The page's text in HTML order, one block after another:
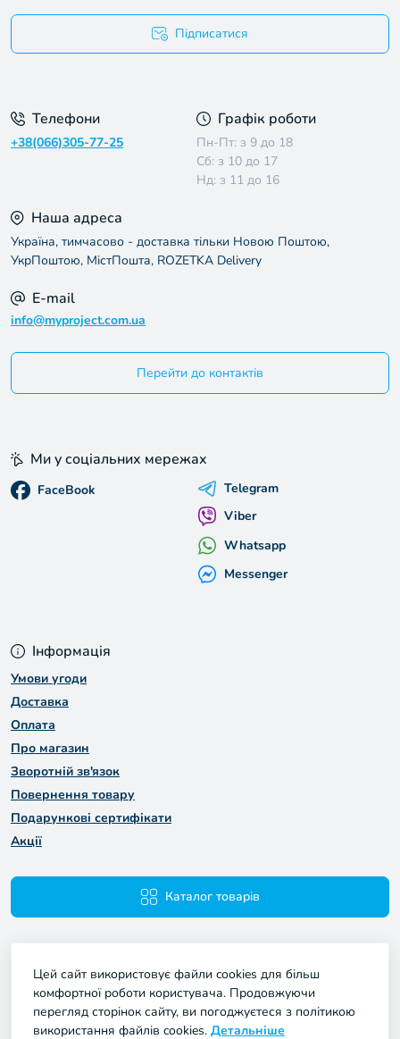
Підписатися
Телефони
+38(066)305-77-25
Графік роботи
Пн-Пт: з 9 до 18
Сб: з 10 до 17
Нд: з 11 до 16
Наша адреса
Україна, тимчасово - доставка тільки Новою Поштою,
УкрПоштою, МістПошта, ROZETKA Delivery
E-mail
info@myproject.com.ua
Перейти до контактів
Інформація
Умови угоди
Доставка
Оплата
Про магазин
Зворотній зв'язок
Повернення товару
Подарункові сертифікати
Акції
Каталог товарів
Ми у соціальних мережах
FaceBook
Telegram
Viber
Whatsapp
Messenger
Мій Проект © 2026
Цей сайт використовує файли cookies для більш
комфортної роботи користувача. Продовжуючи
перегляд сторінок сайту, ви погоджуєтеся з політикою
використання файлів cookies. Детальніше